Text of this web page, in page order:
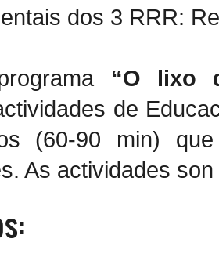
dos 3 RRR:
“O lixo
de
(60-90 min)
As actividades